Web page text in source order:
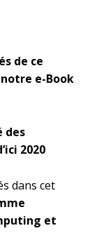
de ce
e-Book
des
2020
dans cet
et